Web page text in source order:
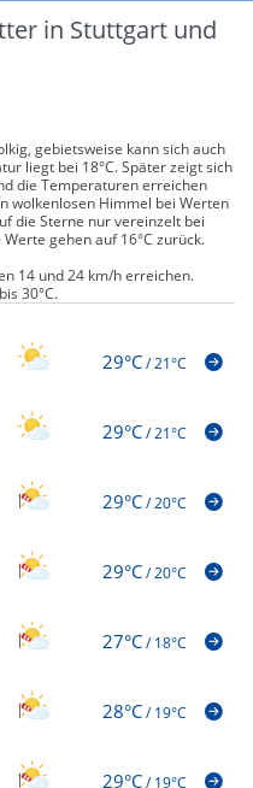
in Stuttgart und
gebietsweise kann sich auch
liegt bei 18°C. Später zeigt sich
die Temperaturen erreichen
wolkenlosen Himmel bei Werten
die Sterne nur vereinzelt bei
gehen auf 16°C zurück.
14 und 24 km/h erreichen.
30°C.
29°C/21°C
29°C/21°C
29°C/20°C
29°C/20°C
27°C/18°C
28°C/19°C
29°C/19°C